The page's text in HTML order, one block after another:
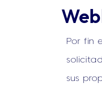
Por fin
sus